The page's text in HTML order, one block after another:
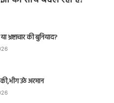
भ्रष्टाचार की बुनियाद?
उठे अरमान